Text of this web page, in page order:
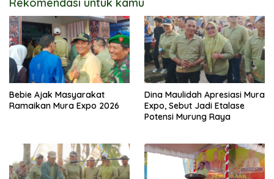
Bebie Ajak Masyarakat
Ramaikan Mura Expo 2026
Dina Maulidah Apresiasi Mura
Expo, Sebut Jadi Etalase
Potensi Murung Raya